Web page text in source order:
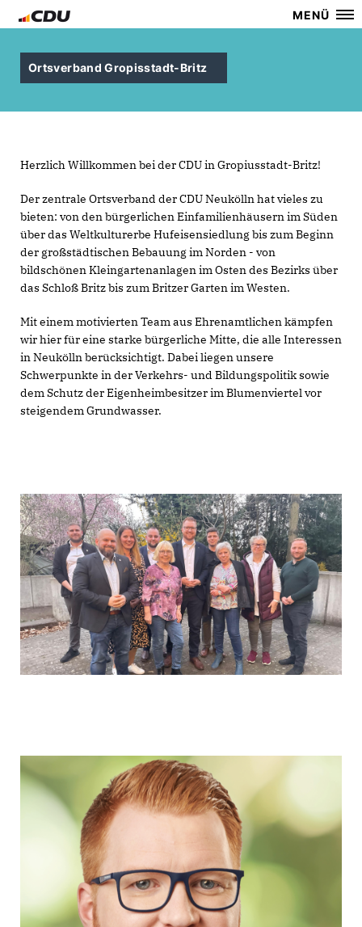
MENÜ
Ortsverband Gropisstadt-Britz
Herzlich Willkommen bei der CDU in Gropiusstadt-Britz!
Der zentrale Ortsverband der CDU Neukölln hat vieles zu
bieten: von den bürgerlichen Einfamilienhäusern im Süden
über das Weltkulturerbe Hufeisensiedlung bis zum Beginn
der großstädtischen Bebauung im Norden - von
bildschönen Kleingartenanlagen im Osten des Bezirks über
das Schloß Britz bis zum Britzer Garten im Westen.
Mit einem motivierten Team aus Ehrenamtlichen kämpfen
wir hier für eine starke bürgerliche Mitte, die alle Interessen
in Neukölln berücksichtigt. Dabei liegen unsere
Schwerpunkte in der Verkehrs- und Bildungspolitik sowie
dem Schutz der Eigenheimbesitzer im Blumenviertel vor
steigendem Grundwasser.